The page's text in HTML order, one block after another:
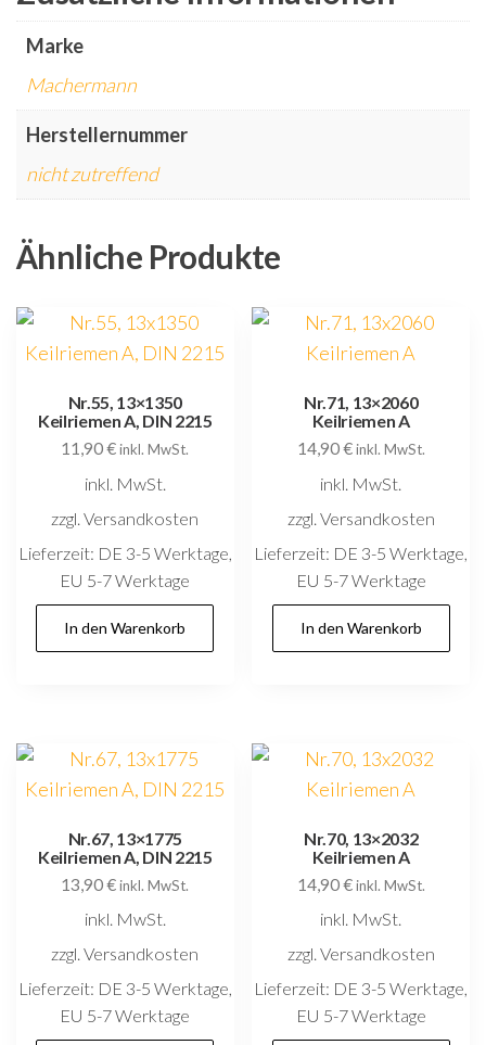
Marke
Machermann
Herstellernummer
nicht zutreffend
Ähnliche Produkte
Nr.55, 13×1350
Keilriemen A, DIN 2215
11,90€ inkl. MwSt.
inkl. MwSt.
zzgl. Versandkosten
Lieferzeit: DE 3-5 Werktage,
EU 5-7 Werktage
In den Warenkorb
Nr.71, 13×2060
Keilriemen A
14,90€ inkl. MwSt.
inkl. MwSt.
zzgl. Versandkosten
Lieferzeit: DE 3-5 Werktage,
EU 5-7 Werktage
In den Warenkorb
Nr.67, 13×1775
Keilriemen A, DIN 2215
13,90€ inkl. MwSt.
inkl. MwSt.
zzgl. Versandkosten
Lieferzeit: DE 3-5 Werktage,
EU 5-7 Werktage
Nr.70, 13×2032
Keilriemen A
14,90€ inkl. MwSt.
inkl. MwSt.
zzgl. Versandkosten
Lieferzeit: DE 3-5 Werktage,
EU 5-7 Werktage